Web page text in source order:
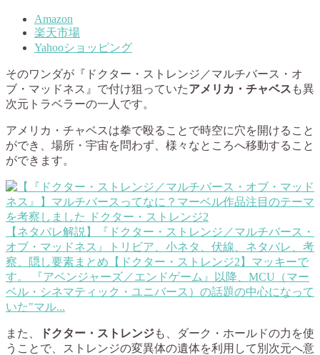
Amazon
楽天市場
Yahooショッピング
そのワンダが『ドクター・ストレンジ／マルチバース・オ
ブ・マッドネス』で付け狙っていたアメリカ・チャベス も異
次元トラベラーの一人です。
アメリカ・チャベスは拳で殴ることで時空に穴を開けること
ができ、場所・宇宙を問わず、様々なところへ移動すること
ができます。
【ネタバレ解説】『ドクター・ストレンジ／マルチバース・
オブ・マッドネス』トリビア、小ネタ、伏線、ネタバレ、考
察、隠し要素まとめ【ドクター・ストレンジ2】 マッキーで
す。 『アベンジャーズ／エンドゲーム』以降、MCU（マー
ベル・シネマティック・ユニバース）の話題の中心になって
いた"マル...
また、 ドクター・ストレンジも、ダーク・ホールドの力を使
うことで、ストレンジの変異体の遺体を利用して別次元へ意